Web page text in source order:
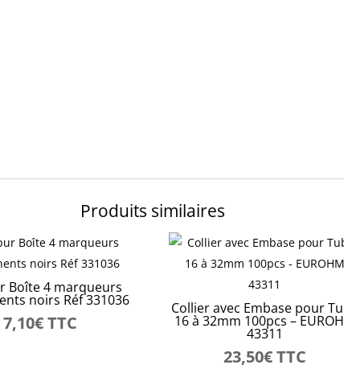
Produits similaires
Boîte 4 marqueurs
noirs Réf 331036
7,10€ TTC
Collier avec Embase pour
16 à 32mm 100pcs –
43311
23,50€TTC